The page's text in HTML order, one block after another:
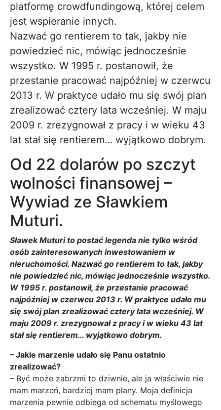
platformę crowdfundingową, której celem
jest wspieranie innych.
Nazwać go rentierem to tak, jakby nie
powiedzieć nic, mówiąc jednocześnie
wszystko. W 1995 r. postanowił, że
przestanie pracować najpóźniej w czerwcu
2013 r. W praktyce udało mu się swój plan
zrealizować cztery lata wcześniej. W maju
2009 r. zrezygnował z pracy i w wieku 43
lat stał się rentierem… wyjątkowo dobrym.
Od 22 dolarów po szczyt
wolności finansowej –
Wywiad ze Sławkiem
Muturi.
Sławek Muturi to postać legenda nie tylko wśród
osób zainteresowanych inwestowaniem w
nieruchomości. Nazwać go rentierem to tak, jakby
nie powiedzieć nic, mówiąc jednocześnie wszystko.
W 1995 r. postanowił, że przestanie pracować
najpóźniej w czerwcu 2013 r. W praktyce udało mu
się swój plan zrealizować cztery lata wcześniej. W
maju 2009 r. zrezygnował z pracy i w wieku 43 lat
stał się rentierem… wyjątkowo dobrym.
– Jakie marzenie udało się Panu ostatnio
zrealizować?
– Być może zabrzmi to dziwnie, ale ja właściwie nie
mam marzeń, bardziej mam plany. Moja definicja
marzenia pewnie odbiega od schematu myślowego